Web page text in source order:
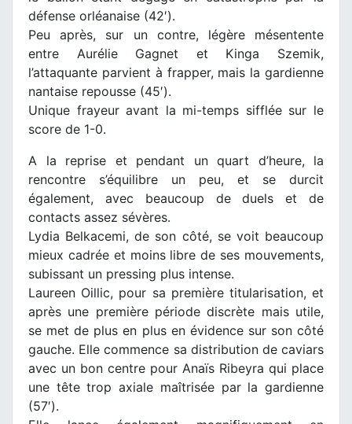
défense orléanaise (42′).
Peu après, sur un contre, légère mésentente
entre Aurélie Gagnet et Kinga Szemik,
l’attaquante parvient à frapper, mais la gardienne
nantaise repousse (45′).
Unique frayeur avant la mi-temps sifflée sur le
score de 1-0.
A la reprise et pendant un quart d’heure, la
rencontre s’équilibre un peu, et se durcit
également, avec beaucoup de duels et de
contacts assez sévères.
Lydia Belkacemi, de son côté, se voit beaucoup
mieux cadrée et moins libre de ses mouvements,
subissant un pressing plus intense.
Laureen Oillic, pour sa première titularisation, et
après une première période discrète mais utile,
se met de plus en plus en évidence sur son côté
gauche. Elle commence sa distribution de caviars
avec un bon centre pour Anaïs Ribeyra qui place
une tête trop axiale maîtrisée par la gardienne
(57′).